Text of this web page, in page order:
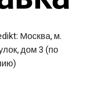
Москва, м.
дом 3 (по